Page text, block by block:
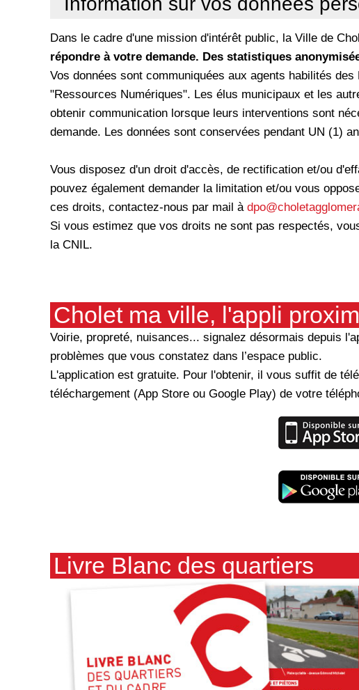
Dans le cadre d'une mission d'intérêt public, la Ville de
répondre à votre demande. Des statistiques
Vos données sont communiquées aux agents habilités
"Ressources Numériques". Les élus municipaux et les
obtenir communication lorsque leurs interventions sont
demande. Les données sont conservées pendant UN (1)
Vous disposez d'un droit d'accès, de rectification et/ou
pouvez également demander la limitation et/ou vous
ces droits, contactez-nous par mail à
Si vous estimez que vos droits ne sont pas respectés,
la CNIL.
Cholet ma ville, l'appli
Voirie, propreté, nuisances... signalez désormais depuis
problèmes que vous constatez dans l’espace public.
L'application est gratuite. Pour l'obtenir, il vous suffit de
téléchargement (App Store ou Google Play) de votre
Livre Blanc des quartiers